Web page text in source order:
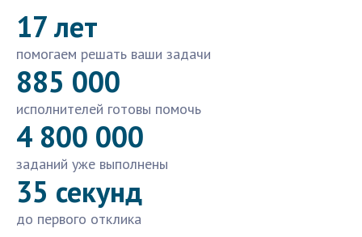
17 лет
помогаем решать ваши задачи
885 000
исполнителей готовы помочь
4 800 000
заданий уже выполнены
35 секунд
до первого отклика